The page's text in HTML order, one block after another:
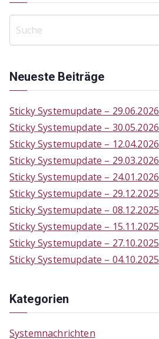
Neueste Beiträge
Sticky Systemupdate – 29.06.2026
Sticky Systemupdate – 30.05.2026
Sticky Systemupdate – 12.04.2026
Sticky Systemupdate – 29.03.2026
Sticky Systemupdate – 24.01.2026
Sticky Systemupdate – 29.12.2025
Sticky Systemupdate – 08.12.2025
Sticky Systemupdate – 15.11.2025
Sticky Systemupdate – 27.10.2025
Sticky Systemupdate – 04.10.2025
Kategorien
Systemnachrichten